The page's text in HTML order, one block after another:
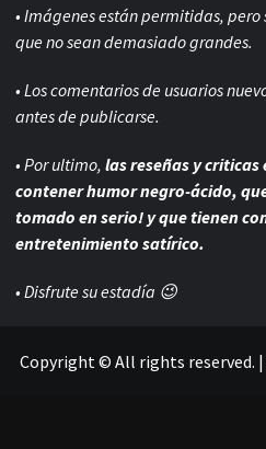
• Imágenes están permitidas, pero
que no sean demasiado grandes.
• Los comentarios de usuarios
antes de publicarse.
• Por ultimo, las reseñas y criticas
contener humor negro-ácido,
tomado en serio! y que tienen
entretenimiento satírico.
• Disfrute su estadía 😉
Copyright © All rights reserved. |